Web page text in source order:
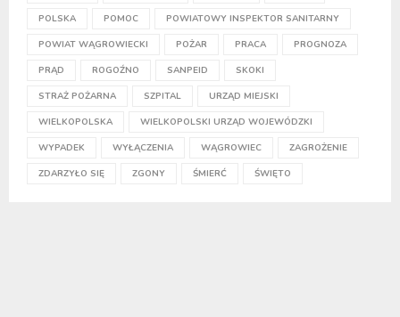
POLSKA POMOC POWIATOWY INSPEKTOR SANITARNY
POWIAT WĄGROWIECKI POŻAR PRACA PROGNOZA
PRĄD ROGOŹNO SANPEID SKOKI
STRAŻ POŻARNA SZPITAL URZĄD MIEJSKI
WIELKOPOLSKA WIELKOPOLSKI URZĄD WOJEWÓDZKI
WYPADEK WYŁĄCZENIA WĄGROWIEC ZAGROŻENIE
ZDARZYŁO SIĘ ZGONY ŚMIERĆ ŚWIĘTO